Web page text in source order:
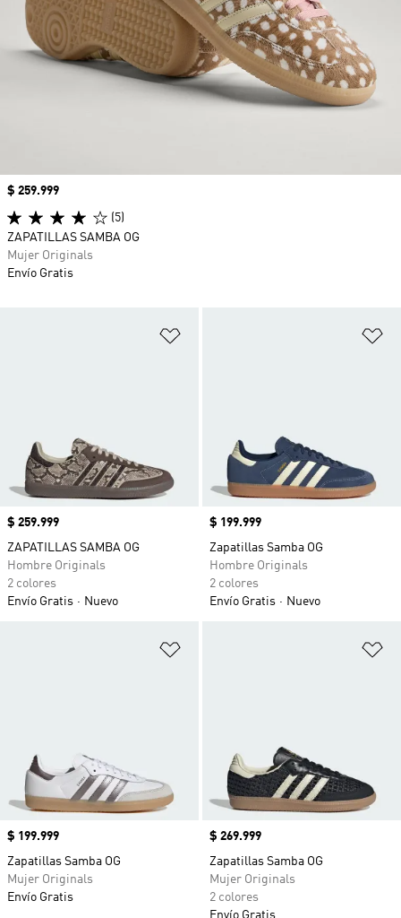
Precio
$ 259.999
ZAPATILLAS SAMBA OG
Hombre Originals
2 colores
Envío Gratis
Nuevo
Precio
$ 199.999
Zapatillas Samba OG
Hombre Originals
2 colores
Envío Gratis
Nuevo
Precio
$ 199.999
Zapatillas Samba OG
Mujer Originals
Envío Gratis
Precio
$ 269.999
Zapatillas Samba OG
Mujer Originals
2 colores
Envío Gratis
Precio
$ 259.999
(5)
ZAPATILLAS SAMBA OG
Mujer Originals
Envío Gratis